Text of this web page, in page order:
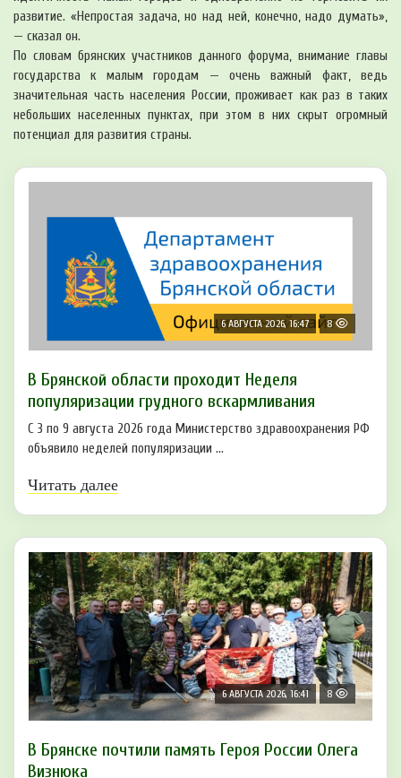
развитие. «Непростая задача, но над ней, конечно, надо думать»,
— сказал он.
По словам брянских участников данного форума, внимание главы
государства к малым городам — очень важный факт, ведь
значительная часть населения России, проживает как раз в таких
небольших населенных пунктах, при этом в них скрыт огромный
потенциал для развития страны.
6 АВГУСТА 2026, 16:47 8
В Брянской области проходит Неделя
популяризации грудного вскармливания
С 3 по 9 августа 2026 года Министерство здравоохранения РФ
объявило неделей популяризации ...
Читать далее
6 АВГУСТА 2026, 16:41 8
В Брянске почтили память Героя России Олега
Визнюка